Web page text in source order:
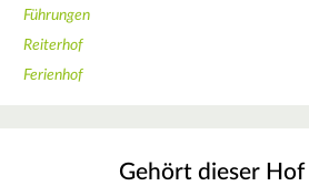
Führungen
Reiterhof
Ferienhof
Gehört dieser Hof